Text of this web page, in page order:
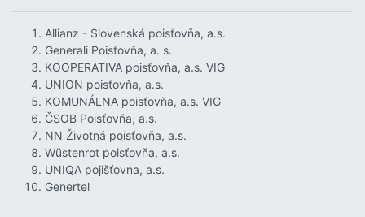
Allianz - Slovenská poisťovňa, a.s.
Generali Poisťovňa, a. s.
KOOPERATIVA poisťovňa, a.s. VIG
UNION poisťovňa, a.s.
KOMUNÁLNA poisťovňa, a.s. VIG
ČSOB Poisťovňa, a.s.
NN Životná poisťovňa, a.s.
Wüstenrot poisťovňa, a.s.
UNIQA pojišťovna, a.s.
Genertel